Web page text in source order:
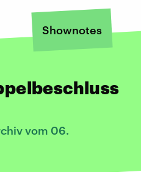
Shownotes
vom 06.